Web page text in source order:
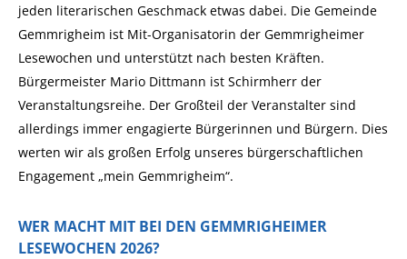
jeden literarischen Geschmack etwas dabei. Die Gemeinde
Gemmrigheim ist Mit-Organisatorin der Gemmrigheimer
Lesewochen und unterstützt nach besten Kräften.
Bürgermeister Mario Dittmann ist Schirmherr der
Veranstaltungsreihe. Der Großteil der Veranstalter sind
allerdings immer engagierte Bürgerinnen und Bürgern. Dies
werten wir als großen Erfolg unseres bürgerschaftlichen
Engagement „mein Gemmrigheim“.
WER MACHT MIT BEI DEN GEMMRIGHEIMER
LESEWOCHEN 2026?